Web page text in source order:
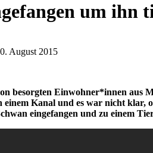
um ihn
August 2015
besorgten Einwohner*innen aus
einem Kanal und es war nicht klar,
eingefangen und zu einem